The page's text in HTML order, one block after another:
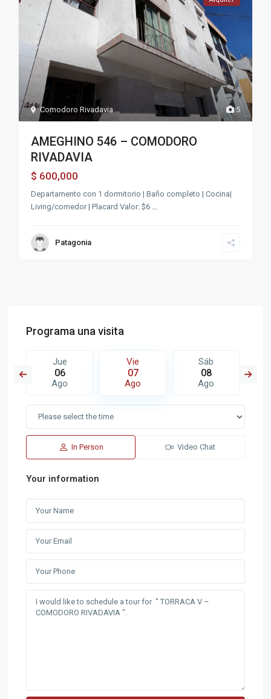
5
Comodoro Rivadavia
AMEGHINO 546 – COMODORO
RIVADAVIA
$ 600,000
Departamento con 1 dormitorio | Baño completo | Cocina|
Living/comedor | Placard Valor: $6
Patagonia
Programa una visita
Jue
06
Ago
Vie
07
Ago
Sáb
08
Ago
In Person Video Chat
Your information